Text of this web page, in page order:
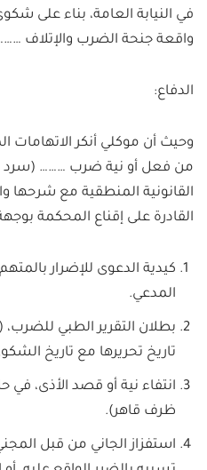
في النيابة العامة، بناء على
واقعة جنحة الضرب والإتلاف
الدفاع:
وحيث أن موكلي أنكر الاتهامات
من فعل أو نية ضرب ……… (سرد
القانونية المنطقية مع
القادرة على إقناع المحكمة
كيدية الدعوى للإضرار
المدعي.
بطلان التقرير الطبي للضرب،
تاريخ تحريرها مع تاريخ
انتفاء نية أو قصد الأذى، في
ظرف قاهر).
استفزاز الجاني من قبل